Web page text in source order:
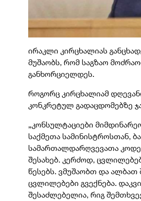
ირაკლი კირცხალიას
მუშაობს, რომ საგზაო
განხორციელდეს.
როგორც კირცხალიამ
კონკრეტულ გადაცდომებზე
„კონსულტაციები
საქმეთა სამინისტროსთან,
სამართალდარღვევათა
შესახებ. კერძოდ,
წესებს. ვმუშაობთ და ალბათ
ცვლილებები გვექნება.
შესაძლებელია, რიგ